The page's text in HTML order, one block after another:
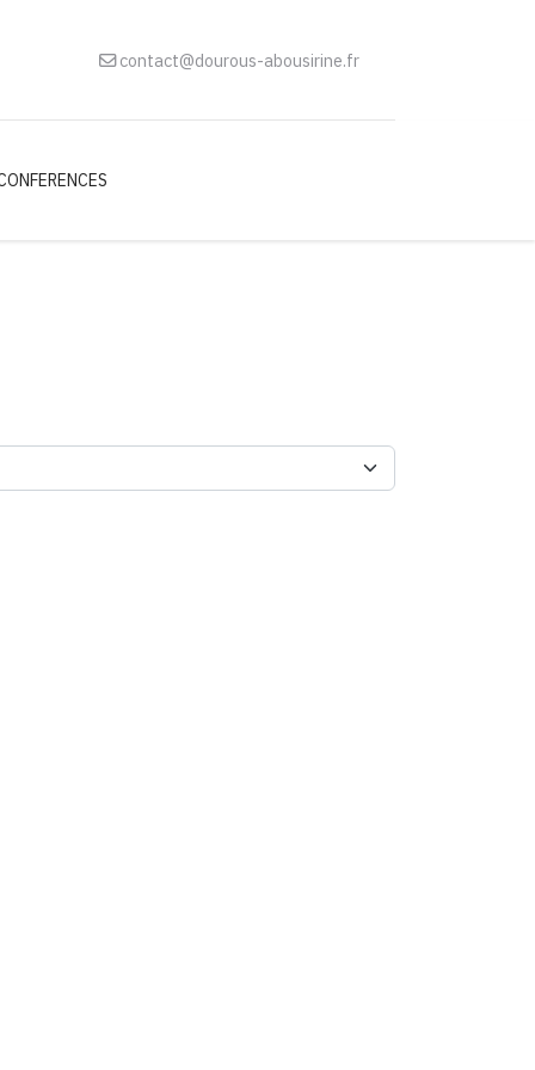
contact@dourous-abousirine.fr